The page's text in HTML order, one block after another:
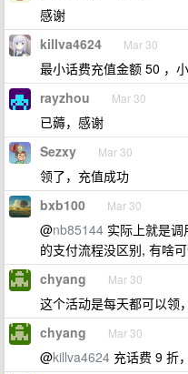
感谢
killva4624 Mar 30
最小话费充值金额 50 ，小
rayzhou Mar 30
已薅，感谢
Sezxy Mar 30
领了，充值成功
bxb100 Mar 30
@nb85144 实际上就是
的支付流程没区别, 有啥
chyang Mar 30
这个活动是每天都可以领
chyang Mar 30
@killva4624 充话费 9 折